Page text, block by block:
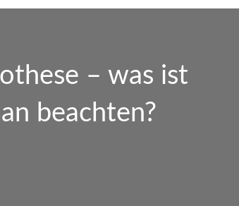
– was ist
beachten?